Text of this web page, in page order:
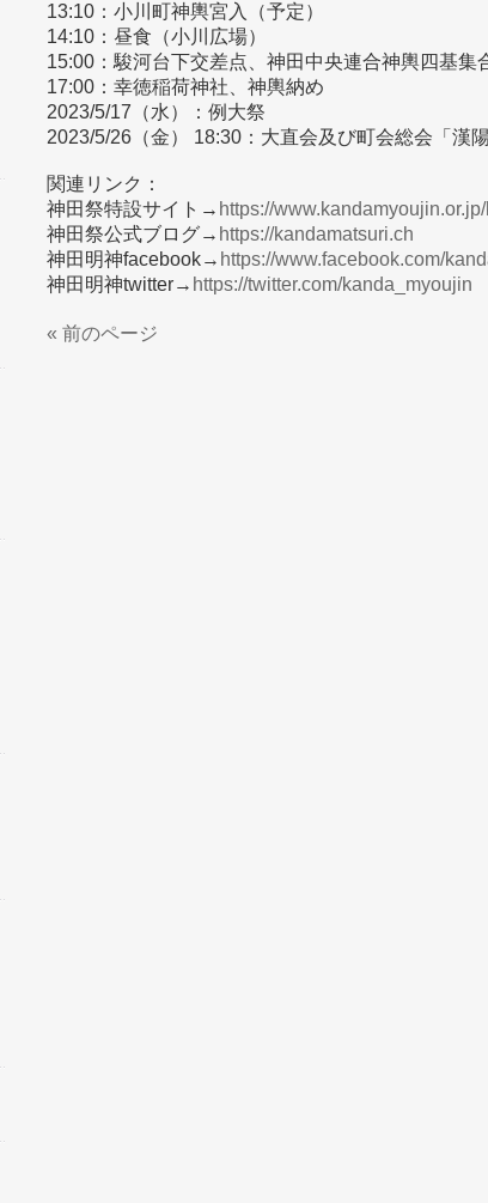
13:10：小川町神輿宮入（予定）
14:10：昼食（小川広場）
15:00：駿河台下交差点、神田中央連合神輿四基集
17:00：幸徳稲荷神社、神輿納め
2023/5/17（水）：例大祭
2023/5/26（金） 18:30：大直会及び町会総会「漢陽
関連リンク：
神田祭特設サイト→ https://
神田祭公式ブログ→ https://kandamatsuri.ch
神田明神facebook→ https://www.facebook.com/
神田明神twitter→ https://twitter.com/kanda_myoujin
« 前のページ